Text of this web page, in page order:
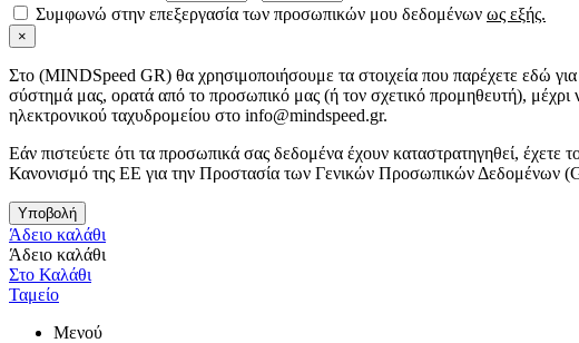
Συμφωνώ στην επεξεργασία των προσωπικών μου δεδομένων ως εξής.
×
Στo (MINDSpeed GR) θα χρησιμοποιήσουμε τα στοιχεία που παρέχετε εδώ
σύστημά μας, ορατά από το προσωπικό μας (ή τον σχετικό προμηθευτή),
ηλεκτρονικού ταχυδρομείου στο info@mindspeed.gr.
Εάν πιστεύετε ότι τα προσωπικά σας δεδομένα έχουν καταστρατηγηθεί,
Κανονισμό της ΕΕ για την Προστασία των Γενικών Προσωπικών Δεδομένων
Υποβολή
Άδειο καλάθι
Άδειο καλάθι
Στο Καλάθι
Ταμείο
Μενού